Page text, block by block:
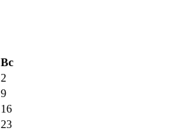
Вс
2
9
16
23